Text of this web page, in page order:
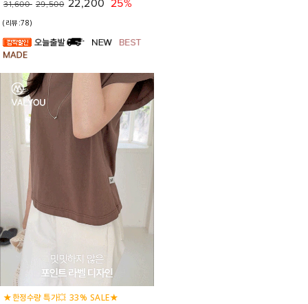
31,600 29,500
(리뷰:78)
★한정수량 특가💥 33% SALE★